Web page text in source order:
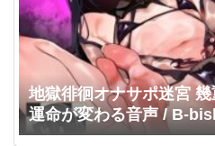
地獄徘徊オナサポ迷宮
運命が変わる音声 / B-